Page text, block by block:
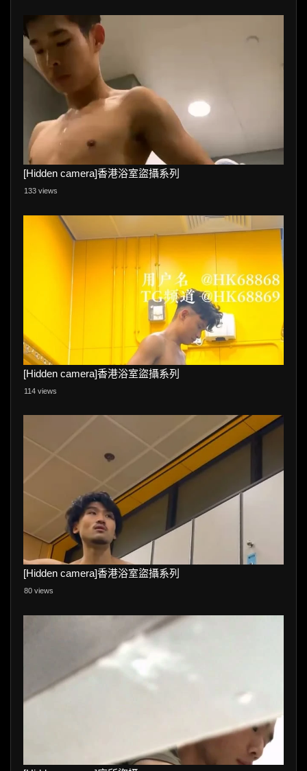
[Hidden camera]香港浴室盜攝系列
133 views
[Hidden camera]香港浴室盜攝系列
114 views
[Hidden camera]香港浴室盜攝系列
80 views